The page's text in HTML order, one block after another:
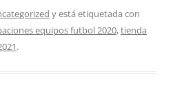
y está etiquetada con
equipos futbol 2020,tienda
.